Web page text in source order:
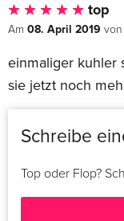
top
Am 08. April 2019 von
einmaliger kuhler
sie jetzt noch
Schreibe
Top oder Flop?